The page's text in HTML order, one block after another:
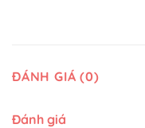
ĐÁNH GIÁ (0)
Đánh giá